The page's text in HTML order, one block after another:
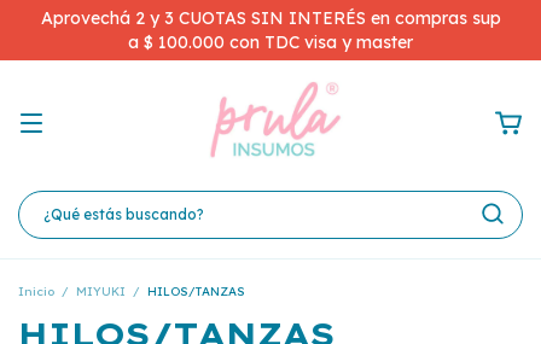
Aprovechá 2 y 3 CUOTAS SIN INTERÉS en compras sup
a $ 100.000 con TDC visa y master
Inicio / MIYUKI / HILOS/TANZAS
HILOS/TANZAS